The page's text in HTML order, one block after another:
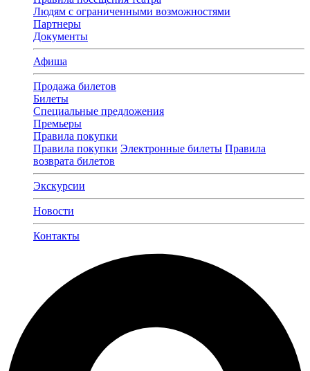
Людям с ограниченными возможностями
Партнеры
Документы
Афиша
Продажа билетов
Билеты
Специальные предложения
Премьеры
Правила покупки
Правила покупки Электронные билеты Правила
возврата билетов
Экскурсии
Новости
Контакты